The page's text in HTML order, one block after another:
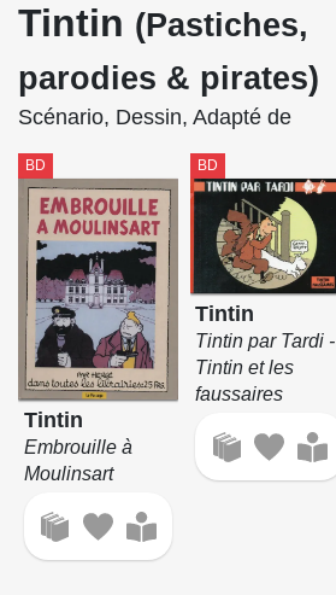
Tintin (Pastiches,
parodies & pirates)
Scénario, Dessin, Adapté de
BD
Tintin
Embrouille à
Moulinsart
BD
Tintin
Tintin par Tardi -
Tintin et les
faussaires